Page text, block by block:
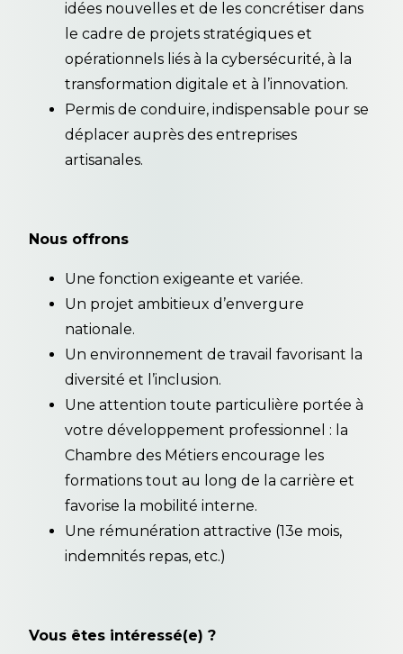
idées nouvelles et de les concrétiser dans
le cadre de projets stratégiques et
opérationnels liés à la cybersécurité, à la
transformation digitale et à l’innovation.
Permis de conduire, indispensable pour se
déplacer auprès des entreprises
artisanales.
Nous offrons
Une fonction exigeante et variée.
Un projet ambitieux d’envergure
nationale.
Un environnement de travail favorisant la
diversité et l’inclusion.
Une attention toute particulière portée à
votre développement professionnel : la
Chambre des Métiers encourage les
formations tout au long de la carrière et
favorise la mobilité interne.
Une rémunération attractive (13e mois,
indemnités repas, etc.)
Vous êtes intéressé(e) ?